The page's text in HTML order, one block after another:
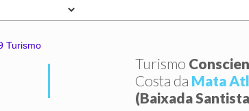
Turismo
Costa da Mata
(Baixada